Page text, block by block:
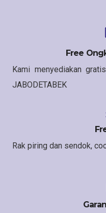
Free
Kami menyediakan
JABODETABEK
Rak piring dan sendok,